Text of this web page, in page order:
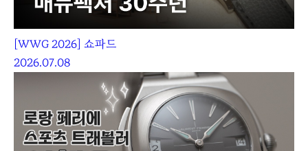
[WWG 2026] 쇼파드
2026.07.08